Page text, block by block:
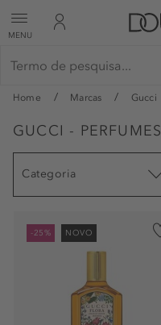
MENU
Home Marcas Gucci
GUCCI - PERFUMES
Categoria
-25% NOVO